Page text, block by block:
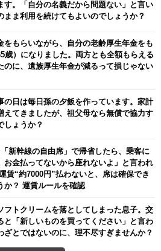
す。「自分の名義だから問題ない」と言い
まま利用を続けてもよいのでしょうか？
をもらいながら、自分の老齢厚生年金をも
歳）になりました。両方とも全額もらえる
のに、遺族厚生年金が減るって損じゃない
の日は毎日孫の夕飯を作っています。家計
えてきましたが、祖父母なら無償で協力す
しょうか？
新幹線の自由席」で帰省したら、乗客に
お金払ってないから座れないよ」と言われ
賃“約7000円”払わないと、席は確保でき
か？ 運賃ルールを確認
フトクリームを落としてしまった息子。交
と「新しいものを買ってください」と言わ
ざとではないのに、理不尽すぎませんか？